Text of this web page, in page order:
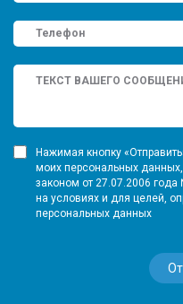
Нажимая кнопку
моих персональных
законом от 27.07.2006
на условиях и для целей,
персональных данных